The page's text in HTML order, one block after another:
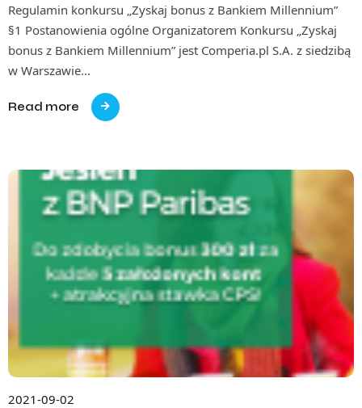
Regulamin konkursu „Zyskaj bonus z Bankiem Millennium”
§1 Postanowienia ogólne Organizatorem Konkursu „Zyskaj
bonus z Bankiem Millennium” jest Comperia.pl S.A. z siedzibą
w Warszawie…
Read more
2021-09-02